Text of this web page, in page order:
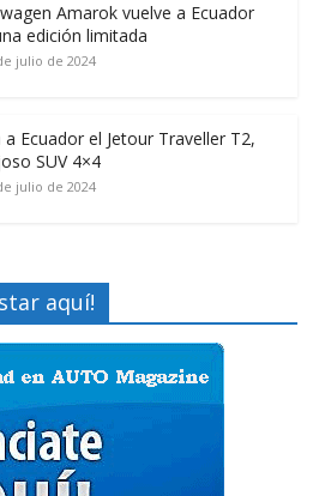
Amarok vuelve a Ecuador
edición limitada
julio de 2024
a Ecuador el Jetour Traveller T2,
SUV 4×4
julio de 2024
aquí!